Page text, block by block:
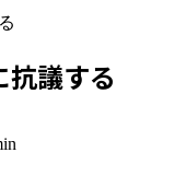
議する